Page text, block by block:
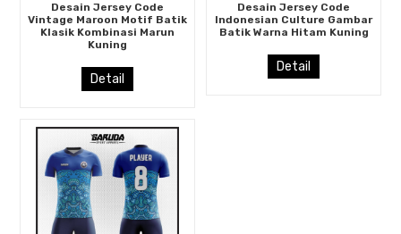
Desain Jersey Code
Vintage Maroon Motif Batik
Klasik Kombinasi Marun
Kuning
Detail
Desain Jersey Code
Indonesian Culture Gambar
Batik Warna Hitam Kuning
Detail